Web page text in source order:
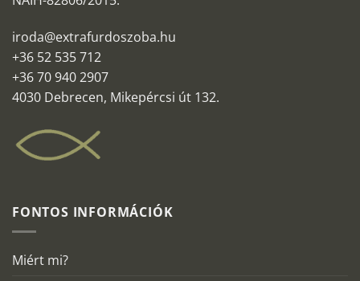
iroda@extrafurdoszoba.hu
+36 52 535 712
+36 70 940 2907
4030 Debrecen, Mikepércsi út 132.
FONTOS INFORMÁCIÓK
Miért mi?